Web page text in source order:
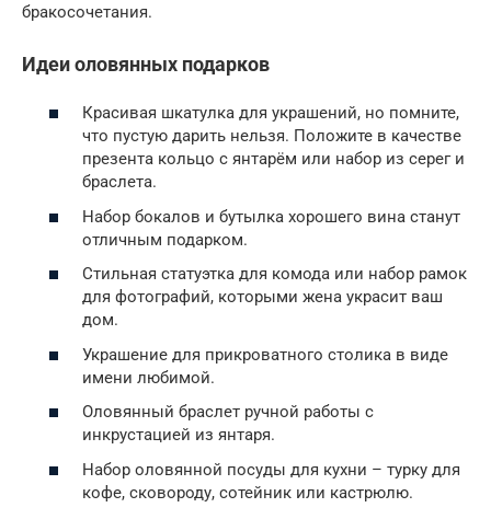
бракосочетания.
Идеи оловянных подарков
Красивая шкатулка для украшений, но помните,
что пустую дарить нельзя. Положите в качестве
презента кольцо с янтарём или набор из серег и
браслета.
Набор бокалов и бутылка хорошего вина станут
отличным подарком.
Стильная статуэтка для комода или набор рамок
для фотографий, которыми жена украсит ваш
дом.
Украшение для прикроватного столика в виде
имени любимой.
Оловянный браслет ручной работы с
инкрустацией из янтаря.
Набор оловянной посуды для кухни – турку для
кофе, сковороду, сотейник или кастрюлю.